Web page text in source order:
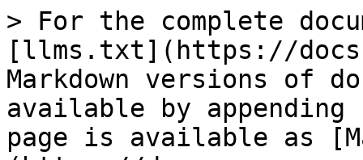
> For the complete
[llms.txt](https://
Markdown versions of
available by
page is available as